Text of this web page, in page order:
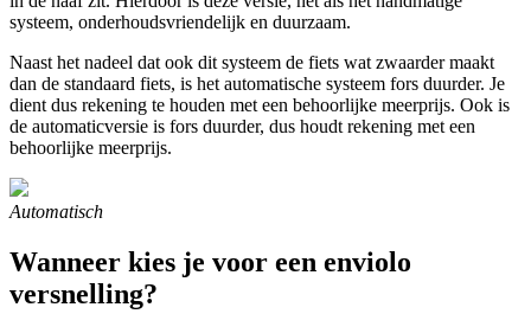
systeem, onderhoudsvriendelijk en duurzaam.
Naast het nadeel dat ook dit systeem de fiets wat zwaarder maakt
dan de standaard fiets, is het automatische systeem fors duurder. Je
dient dus rekening te houden met een behoorlijke meerprijs. Ook is
de automaticversie is fors duurder, dus houdt rekening met een
behoorlijke meerprijs.
Automatisch
Wanneer kies je voor een enviolo
versnelling?